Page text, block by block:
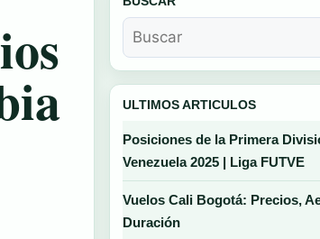
ULTIMOS ARTICULOS
Posiciones de la Primera
Venezuela 2025 | Liga FUTVE
Vuelos Cali Bogotá: Precios,
Duración